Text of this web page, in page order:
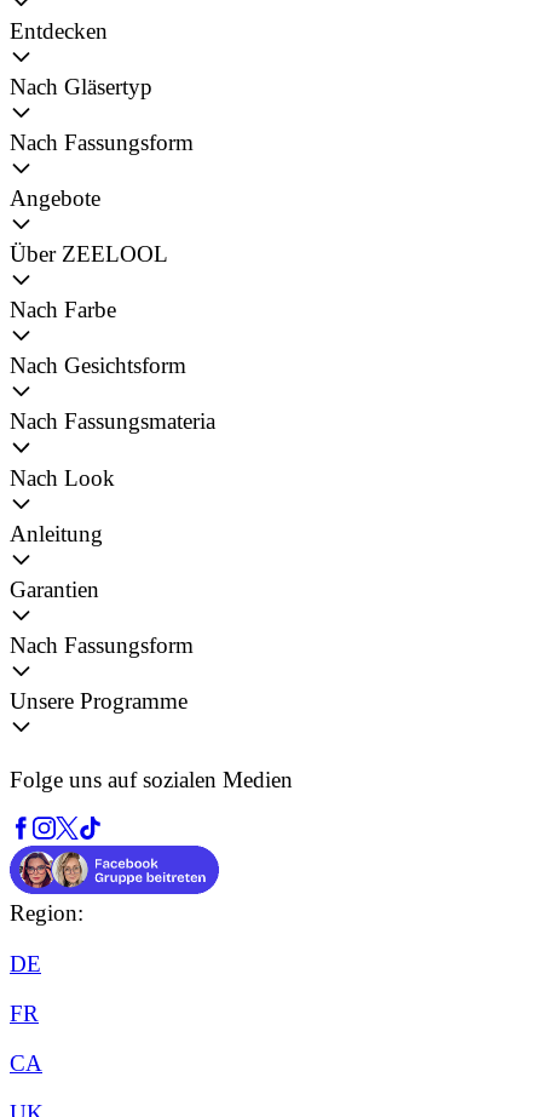
Entdecken
Nach Gläsertyp
Nach Fassungsform
Angebote
Über ZEELOOL
Nach Farbe
Nach Gesichtsform
Nach Fassungsmateria
Nach Look
Anleitung
Garantien
Nach Fassungsform
Unsere Programme
Folge uns auf sozialen Medien
Region:
DE
FR
CA